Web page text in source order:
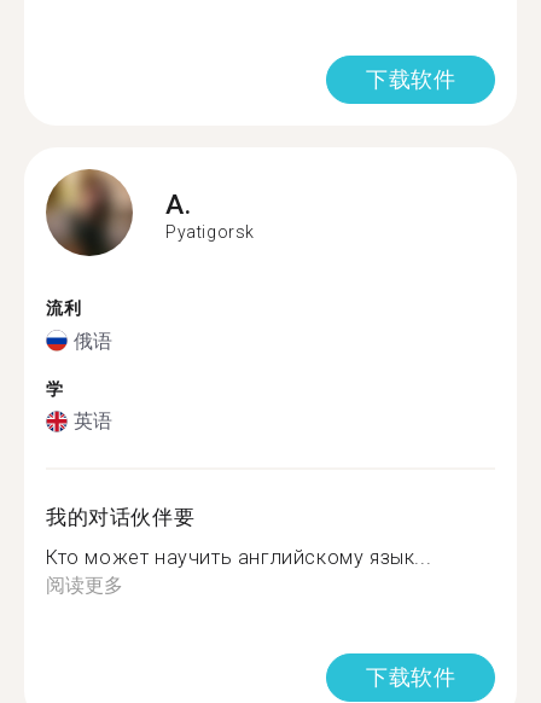
下载软件
A.
Pyatigorsk
流利
俄语
学
英语
我的对话伙伴要
Кто может научить английскому язык...
阅读更多
下载软件